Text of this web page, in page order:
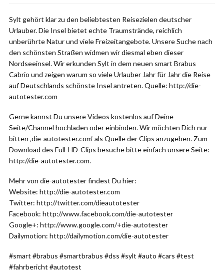
Sylt gehört klar zu den beliebtesten Reisezielen deutscher
Urlauber. Die Insel bietet echte Traumstrände, reichlich
unberührte Natur und viele Freizeitangebote. Unsere Suche nach
den schönsten Straßen widmen wir diesmal eben dieser
Nordseeinsel. Wir erkunden Sylt in dem neuen smart Brabus
Cabrio und zeigen warum so viele Urlauber Jahr für Jahr die Reise
auf Deutschlands schönste Insel antreten. Quelle: http://die-
autotester.com
Gerne kannst Du unsere Videos kostenlos auf Deine
Seite/Channel hochladen oder einbinden. Wir möchten Dich nur
bitten ‚die-autotester.com‘ als Quelle der Clips anzugeben. Zum
Download des Full-HD-Clips besuche bitte einfach unsere Seite:
http://die-autotester.com.
Mehr von die-autotester findest Du hier:
Website: http://die-autotester.com
Twitter: http://twitter.com/dieautotester
Facebook: http://www.facebook.com/die-autotester
Google+: http://www.google.com/+die-autotester
Dailymotion: http://dailymotion.com/die-autotester
#smart #brabus #smartbrabus #dss #sylt #auto #cars #test
#fahrbericht #autotest